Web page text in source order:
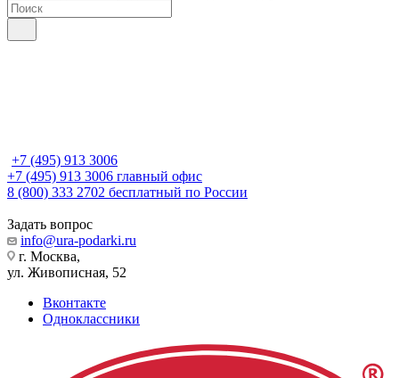
+7 (495) 913 3006
+7 (495) 913 3006 главный офис
8 (800) 333 2702 бесплатный по России
Задать вопрос
info@ura-podarki.ru
г. Москва,
ул. Живописная, 52
Вконтакте
Одноклассники